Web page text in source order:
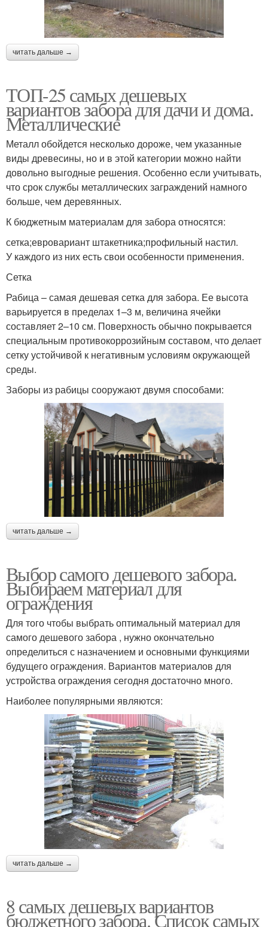
читать дальше →
ТОП-25 самых дешевых
вариантов забора для дачи и дома.
Металлические
Металл обойдется несколько дороже, чем указанные
виды древесины, но и в этой категории можно найти
довольно выгодные решения. Особенно если учитывать,
что срок службы металлических заграждений намного
больше, чем деревянных.
К бюджетным материалам для забора относятся:
сетка;евровариант штакетника;профильный настил.
У каждого из них есть свои особенности применения.
Сетка
Рабица – самая дешевая сетка для забора. Ее высота
варьируется в пределах 1–3 м, величина ячейки
составляет 2–10 см. Поверхность обычно покрывается
специальным противокоррозийным составом, что делает
сетку устойчивой к негативным условиям окружающей
среды.
Заборы из рабицы сооружают двумя способами:
читать дальше →
Выбор самого дешевого забора.
Выбираем материал для
ограждения
Для того чтобы выбрать оптимальный материал для
самого дешевого забора , нужно окончательно
определиться с назначением и основными функциями
будущего ограждения. Вариантов материалов для
устройства ограждения сегодня достаточно много.
Наиболее популярными являются:
читать дальше →
8 самых дешевых вариантов
бюджетного забора. Список самых